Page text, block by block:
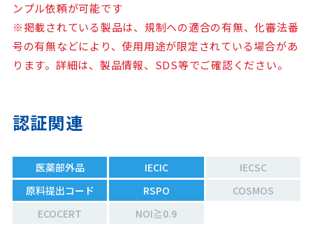
ンプル依頼が可能です
※掲載されている製品は、規制への適合の有無、化審法番
号の有無などにより、使用用途が限定されている場合があ
ります。詳細は、製品情報、SDS等でご確認ください。
認証関連
医薬部外品 IECIC
IECSC
原料提出コード
RSPO
COSMOS
ECOCERT
NOI≧0.9